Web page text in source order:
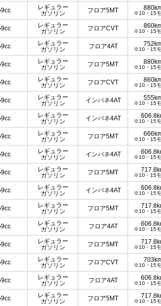
レギュラー
ガソリン
フロア5MT ※10・15
レギュラー
ガソリン
フロアCVT ※10・15
レギュラー
ガソリン
フロア4AT ※10・15
レギュラー
ガソリン
フロア5MT ※10・15
レギュラー
ガソリン
フロアCVT ※10・15
レギュラー
ガソリン
インパネ4AT ※10・15
レギュラー
ガソリン
インパネ4AT ※10・15
レギュラー
ガソリン
フロア5MT ※10・15
レギュラー
ガソリン
インパネ4AT ※10・15
レギュラー
ガソリン
フロア5MT ※10・15
レギュラー
ガソリン
インパネ4AT ※10・15
レギュラー
ガソリン
フロア5MT ※10・15
レギュラー
ガソリン
フロア4AT ※10・15
レギュラー
ガソリン
フロア5MT ※10・15
レギュラー
ガソリン
フロアCVT ※10・15
レギュラー
ガソリン
フロア4AT ※10・15
レギュラー
ガソリン
フロア5MT ※10・15